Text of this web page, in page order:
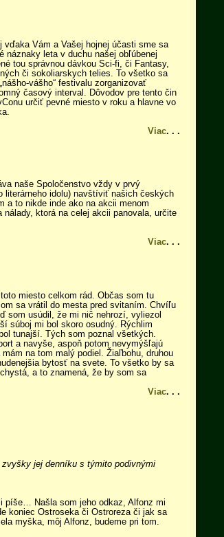
vďaka Vám a Vašej hojnej účasti sme sa
náznaky leta v duchu našej obľúbenej
tou správnou dávkou Sci-fi, či Fantasy,
či sokoliarskych telies. To všetko sa
vášho“ festivalu zorganizovať
časový interval. Dôvodov pre tento čin
určiť pevné miesto v roku a hlavne vo
. . .
Viac
naše Spoločenstvo vždy v prvý
literárneho idolu) navštíviť našich českých
a to nikde inde ako na akcii menom
nálady, ktorá na celej akcii panovala, určite
. . .
Viac
miesto celkom rád. Občas som tu
sa vrátil do mesta pred svitaním. Chvíľu
som usúdil, že mi nič nehrozí, vyliezol
súboj mi bol skoro osudný. Rýchlim
tunajší. Tých som poznal všetkých.
a navyše, aspoň potom nevymýšľajú
na tom malý podiel. Žiaľbohu, druhou
bytosť na svete. To všetko by sa
a to znamená, že by som sa
. . .
Viac
jej denníku s týmito podivnými
píše… Našla som jeho odkaz, Alfonz mi
koniec Ostroseka či Ostroreza či jak sa
myška, môj Alfonz, budeme pri tom.